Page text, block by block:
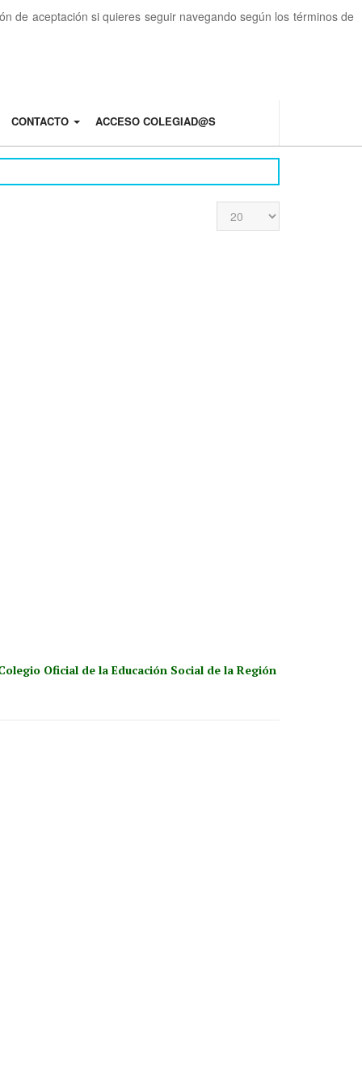
de aceptación si quieres seguir navegando según los términos de
CONTACTO ACCESO COLEGIAD@S
Cantidad
a
Oficial de la Educación Social de la Región